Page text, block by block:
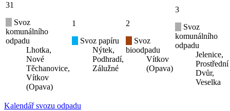
31
Svoz
komunálního
odpadu
Lhotka,
Nové
Těchanovice,
Vítkov
(Opava)
1
Svoz papíru
Nýtek,
Podhradí,
Zálužné
2
Svoz
bioodpadu
Vítkov
(Opava)
3
Svoz
komunálního
odpadu
Jelenice,
Prostřední
Dvůr,
Veselka
Kalendář svozu odpadu